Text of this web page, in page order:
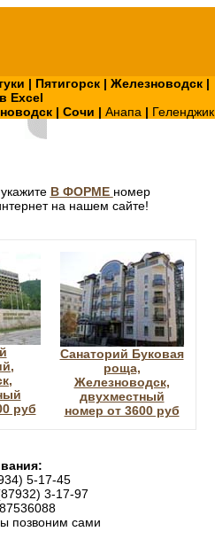
| Пятигорск| Железноводск|
Excel
| Сочи | Анапа | Геленджик
В ФОРМЕ номер
на нашем сайте!
руб
Санаторий Буковая
роща,
Железноводск,
двухместный
номер от 3600 руб
5-17-45
3-17-97
позвоним сами